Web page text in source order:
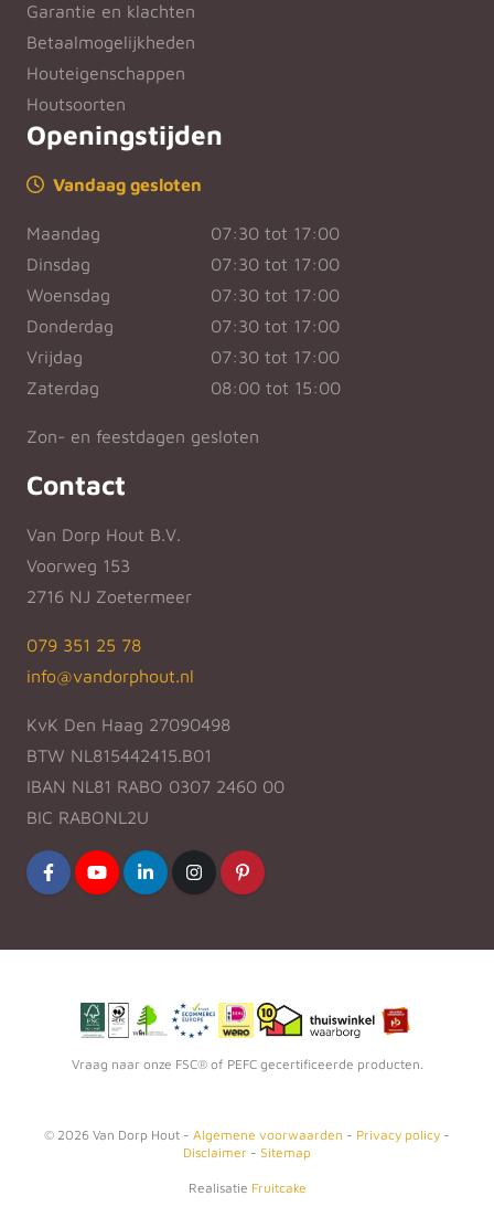
Garantie en klachten
Betaalmogelijkheden
Houteigenschappen
Houtsoorten
Openingstijden
Vandaag gesloten
Maandag
07:30 tot 17:00
Dinsdag
07:30 tot 17:00
Woensdag
07:30 tot 17:00
Donderdag
07:30 tot 17:00
Vrijdag
07:30 tot 17:00
Zaterdag
08:00 tot 15:00
Zon- en feestdagen gesloten
Contact
Van Dorp Hout B.V.
Voorweg 153
2716 NJ Zoetermeer
079 351 25 78
info@vandorphout.nl
KvK Den Haag 27090498
BTW NL815442415.B01
IBAN NL81 RABO 0307 2460 00
BIC RABONL2U
Vraag naar onze FSC® of PEFC gecertificeerde producten.
© 2026 Van Dorp Hout - Algemene voorwaarden - Privacy policy -
Disclaimer - Sitemap
Realisatie Fruitcake